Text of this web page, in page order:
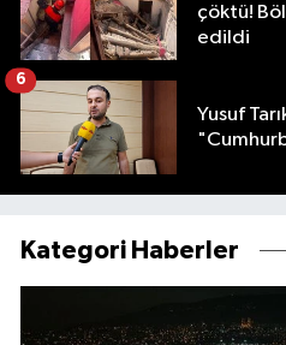
çöktü!
edildi
Yusuf
6
Kategori Haberler